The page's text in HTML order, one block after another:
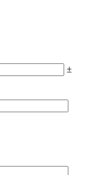
±